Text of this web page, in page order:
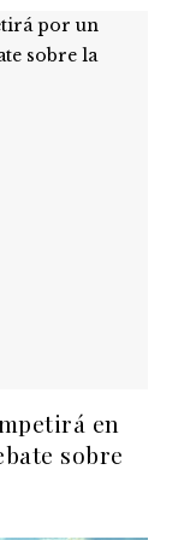
en
sobre